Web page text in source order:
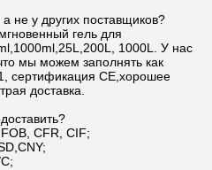
не у других поставщиков?
гель для
1000L. У нас
мы можем заполнять как
сертификация CE,хорошее
доставка.
CFR, CIF;